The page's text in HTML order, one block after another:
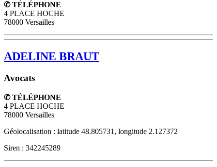
✆ TÉLÉPHONE
4 PLACE HOCHE
78000 Versailles
ADELINE BRAUT
Avocats
✆ TÉLÉPHONE
4 PLACE HOCHE
78000 Versailles
Géolocalisation : latitude 48.805731, longitude 2.127372
Siren : 342245289